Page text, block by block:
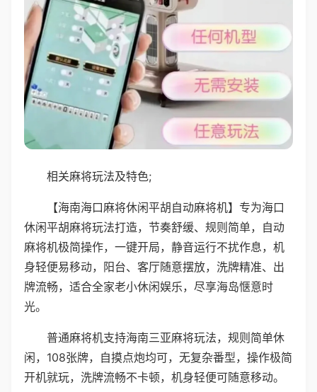
相关麻将玩法及特色;
【海南海口麻将休闲平胡自动麻将机】专为海口
休闲平胡麻将玩法打造，节奏舒缓、规则简单，自动
麻将机极简操作，一键开局，静音运行不扰作息，机
身轻便易移动，阳台、客厅随意摆放，洗牌精准、出
牌流畅，适合全家老小休闲娱乐，尽享海岛惬意时
光。
普通麻将机支持海南三亚麻将玩法，规则简单休
闲，108张牌，自摸点炮均可，无复杂番型，操作极简
开机就玩，洗牌流畅不卡顿，机身轻便可随意移动。